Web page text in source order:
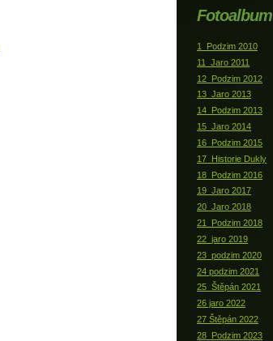
Fotoalbum
1_Podzim 2010
11_Jaro 2011
12_Podzim 2012
13_Jaro 2013
14_Podzim 2013
15_Jaro 2014
16_Podzim 2015
17_Historie Dukly
18_Podzim 2016
19_Jaro 2017
20_Jaro 2018
21_Podzim 2018
22_jaro 2019
23_podzim 2020
24 podzim 2021
25_Štěpán 2021
26 jaro 2022
27 Štěpán 2022
28_Podzim 2023